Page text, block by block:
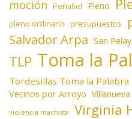
moción Peñafiel Pleno
pleno ordinario presupuestos
Salvador Arpa San
TLP Toma la
Tordesillas Toma la Palabra
Vecinos por Arroyo
violencia machista Virginia